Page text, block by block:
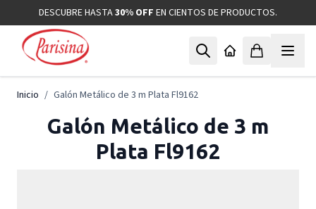
Ir al contenidoDESCUBRE HASTA30% OFF EN CIENTOS DE PRODUCTOS.
Inicio / Galón Metálico de 3 m Plata Fl9162
Galón Metálico de 3 m
Plata Fl9162